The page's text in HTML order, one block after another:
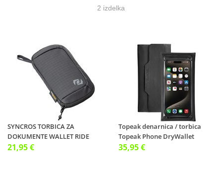
2 izdelka
SYNCROS TORBICA ZA
DOKUMENTE WALLET RIDE
21,95 €
Topeak denarnica / torbica
Topeak Phone DryWallet
35,95 €